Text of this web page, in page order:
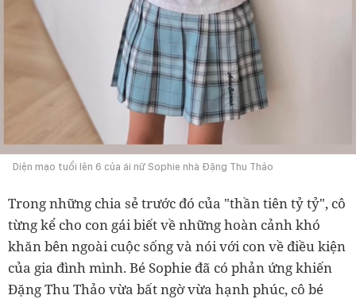
Diện mạo tuổi lên 6 của ái nữ Sophie nhà Đặng Thu Thảo
Trong những chia sẻ trước đó của "thần tiên tỷ tỷ", cô
từng kể cho con gái biết về những hoàn cảnh khó
khăn bên ngoài cuộc sống và nói với con về điều kiện
của gia đình mình. Bé Sophie đã có phản ứng khiến
Đặng Thu Thảo vừa bất ngờ vừa hạnh phúc, cô bé